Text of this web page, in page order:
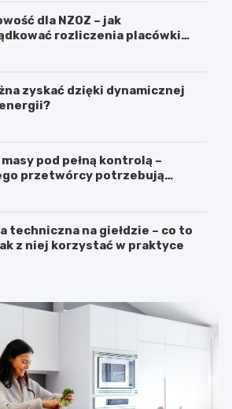
dla NZOZ – jak
rozliczenia placówki
zyskać dzięki dynamicznej
pod pełną kontrolą –
przetwórcy potrzebują
techniczna na giełdzie – co to
z niej korzystać w praktyce